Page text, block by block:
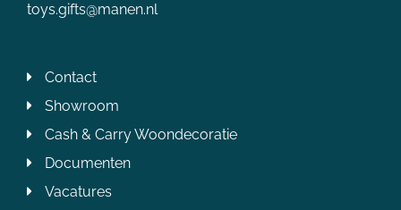
toys.gifts@manen.nl
Contact
Showroom
Cash & Carry Woondecoratie
Documenten
Vacatures